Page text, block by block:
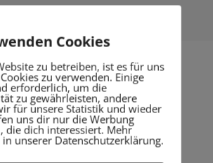
Resultate
sich sehen.
Cookies
zu betreiben, ist es für uns
zu verwenden. Einige
erforderlich, um die
zu gewährleisten, andere
für unsere Statistik und wieder
uns dir nur die Werbung
die dich interessiert. Mehr
unserer Datenschutzerklärung.